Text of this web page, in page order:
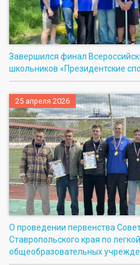
Завершился финал
школьников «Президентские
25 апреля 2026
О проведении первенства
Ставропольского края по
общеобразовательных